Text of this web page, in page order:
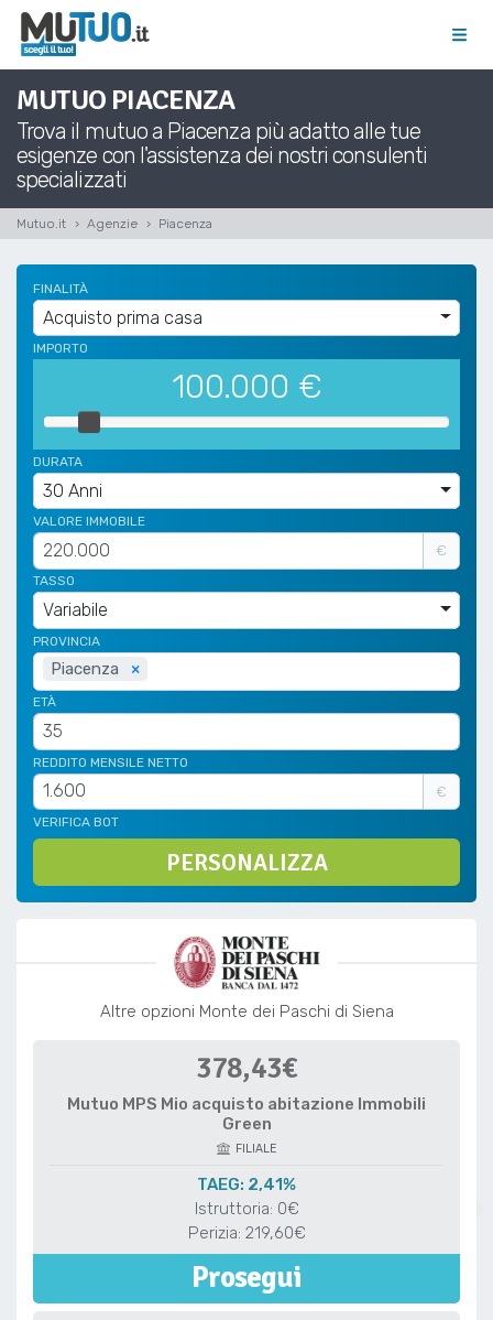
MUTUO PIACENZA
Trova il mutuo a Piacenza più adatto alle tue
esigenze con l'assistenza dei nostri consulenti
specializzati
Mutuo.it Agenzie Piacenza
FINALITÀ
Acquisto prima casa
IMPORTO
100.000 €
DURATA
30 Anni
VALORE IMMOBILE
€
TASSO
Variabile
PROVINCIA
Piacenza ×
ETÀ
REDDITO MENSILE NETTO
€
VERIFICA BOT
PERSONALIZZA
Altre opzioni Monte dei Paschi di Siena
378,43€
Mutuo MPS Mio acquisto abitazione Immobili
Green
FILIALE
TAEG: 2,41%
Istruttoria: 0€
Perizia: 219,60€
Prosegui